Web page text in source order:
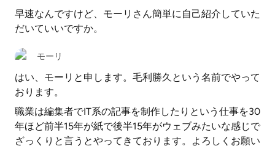
早速なんですけど、モーリさん簡単に自己紹介していた
だいていいですか。
モーリ
はい、モーリと申します。毛利勝久という名前でやって
おります。
職業は編集者でIT系の記事を制作したりという仕事を30
年ほど前半15年が紙で後半15年がウェブみたいな感じで
ざっくりと言うとやってきております。よろしくお願い